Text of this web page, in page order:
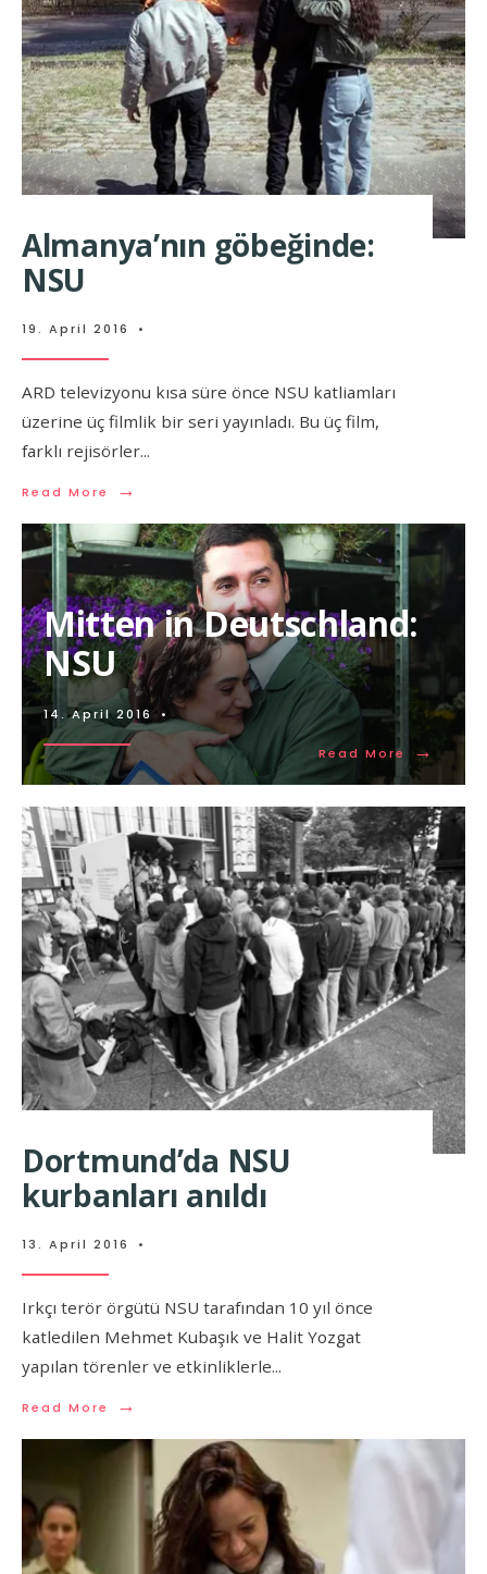
Almanya’nın göbeğinde:
NSU
19. April 2016 •
ARD televizyonu kısa süre önce NSU katliamları
üzerine üç filmlik bir seri yayınladı. Bu üç film,
farklı rejisörler...
Read More →
Mitten in Deutschland:
NSU
14. April 2016 •
Read More →
Dortmund’da NSU
kurbanları anıldı
13. April 2016 •
Irkçı terör örgütü NSU tarafından 10 yıl önce
katledilen Mehmet Kubaşık ve Halit Yozgat
yapılan törenler ve etkinliklerle...
Read More →